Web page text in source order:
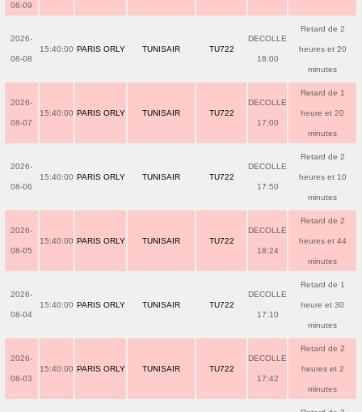
08-09
2026-
08-08
15:40:00 PARIS ORLY TUNISAIR TU722
DECOLLE
18:00
Retard de 2
heures et 20
minutes
2026-
08-07
15:40:00 PARIS ORLY TUNISAIR TU722
DECOLLE
17:00
Retard de 1
heure et 20
minutes
2026-
08-06
15:40:00 PARIS ORLY TUNISAIR TU722
DECOLLE
17:50
Retard de 2
heures et 10
minutes
2026-
08-05
15:40:00 PARIS ORLY TUNISAIR TU722
DECOLLE
18:24
Retard de 2
heures et 44
minutes
2026-
08-04
15:40:00 PARIS ORLY TUNISAIR TU722
DECOLLE
17:10
Retard de 1
heure et 30
minutes
2026-
08-03
15:40:00 PARIS ORLY TUNISAIR TU722
DECOLLE
17:42
Retard de 2
heures et 2
minutes